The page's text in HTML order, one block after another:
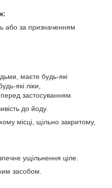
або за призначенням
маєте будь-які
які ліки,
застосуванням.
до йоду.
місці, щільно закритому,
ущільнення ціле.
засобом.